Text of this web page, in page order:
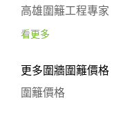
高雄圍籬工程專家
看更多
更多圍牆圍籬價格
圍籬價格